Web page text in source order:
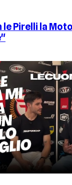
le Pirelli la